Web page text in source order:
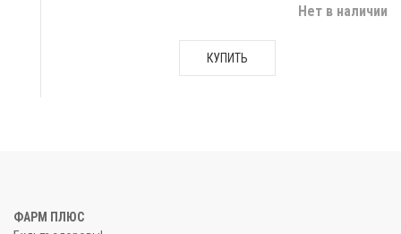
Нет в наличии
КУПИТЬ
ФАРМ ПЛЮС